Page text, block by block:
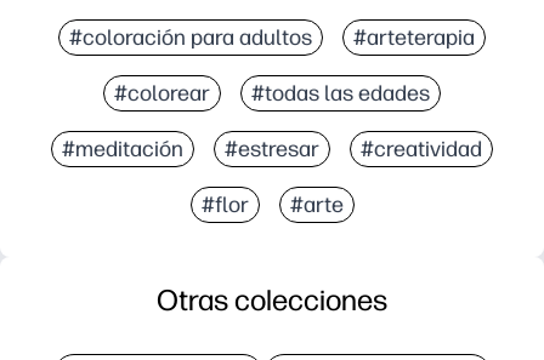
#coloración para adultos #arteterapia
#colorear #todas las edades
#meditación #estresar #creatividad
#flor #arte
Otras colecciones